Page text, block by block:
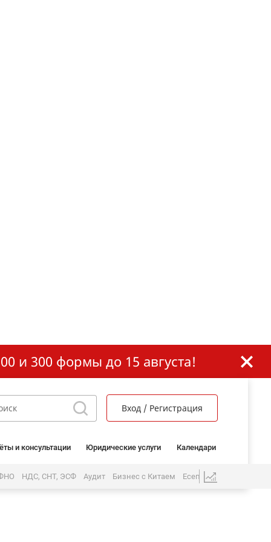
и 300 формы до 15 августа!
Вход / Регистрация
и консультации Юридические услуги Календари
НДС, СНТ, ЭСФ Аудит Бизнес с Китаем Есеп бөлімі